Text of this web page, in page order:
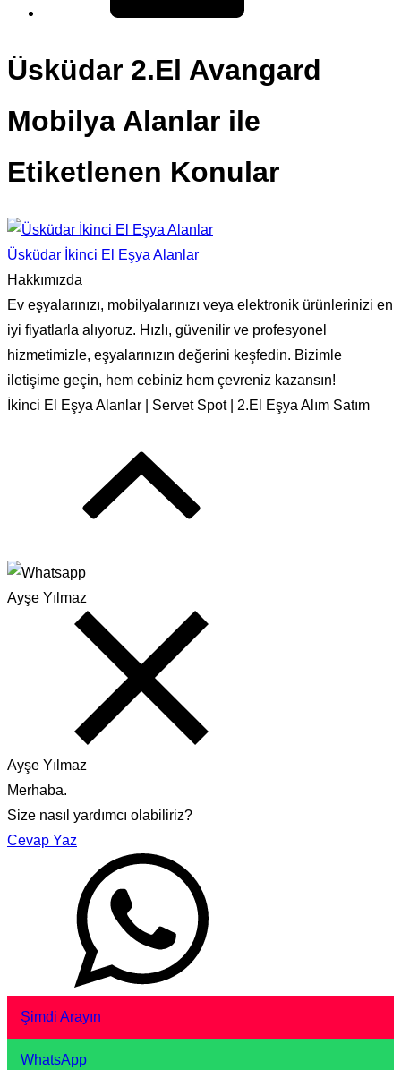
Üsküdar 2.El Avangard
Mobilya Alanlar ile
Etiketlenen Konular
Üsküdar İkinci El Eşya Alanlar
Hakkımızda
Ev eşyalarınızı, mobilyalarınızı veya elektronik ürünlerinizi en
iyi fiyatlarla alıyoruz. Hızlı, güvenilir ve profesyonel
hizmetimizle, eşyalarınızın değerini keşfedin. Bizimle
iletişime geçin, hem cebiniz hem çevreniz kazansın!
İkinci El Eşya Alanlar | Servet Spot | 2.El Eşya Alım Satım
Ayşe Yılmaz
Ayşe Yılmaz
Merhaba.
Size nasıl yardımcı olabiliriz?
Cevap Yaz
Şimdi Arayın
WhatsApp